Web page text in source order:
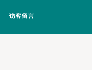
访客留言